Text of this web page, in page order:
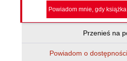
Powiadom mnie, gdy
Przenieś na
Powiadom o